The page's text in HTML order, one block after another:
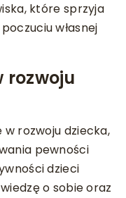
które sprzyja
własnej
rozwoju
rozwoju dziecka,
pewności
dzieci
o sobie oraz